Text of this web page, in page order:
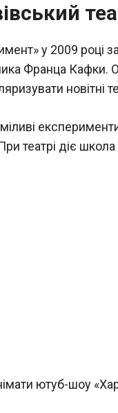
у 2009 році
Франца Кафки.
новітні
При театрі діє
ютуб-шоу